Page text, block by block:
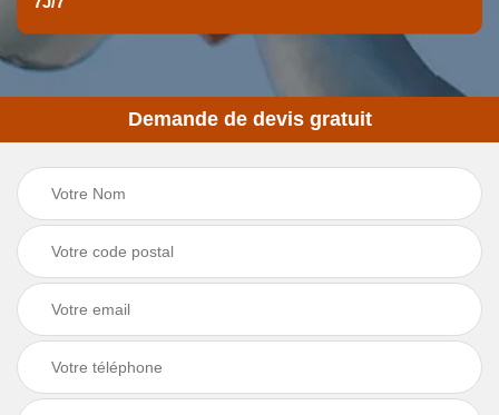
Demande de devis gratuit